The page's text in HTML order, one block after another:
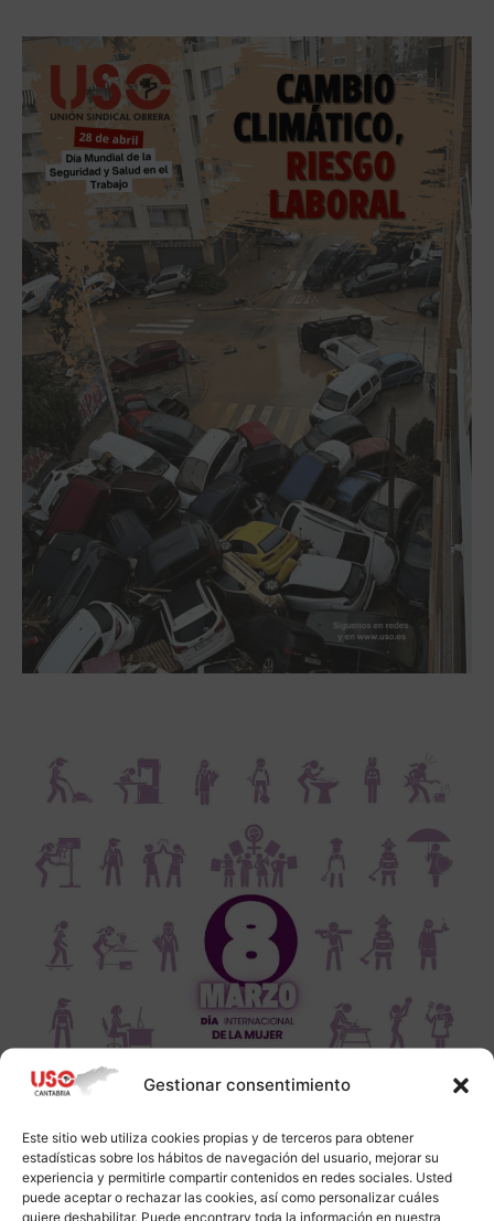
Gestionar consentimiento
Este sitio web utiliza cookies propias y de terceros para obtener
estadísticas sobre los hábitos de navegación del usuario, mejorar su
experiencia y permitirle compartir contenidos en redes sociales. Usted
puede aceptar o rechazar las cookies, así como personalizar cuáles
quiere deshabilitar. Puede encontrarv toda la información en nuestra